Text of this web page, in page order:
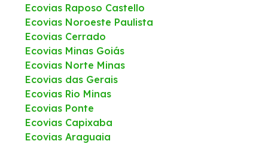
Ecovias Raposo Castello
Ecovias Noroeste Paulista
Ecovias Cerrado
Ecovias Minas Goiás
Ecovias Norte Minas
Ecovias das Gerais
Ecovias Rio Minas
Ecovias Ponte
Ecovias Capixaba
Ecovias Araguaia